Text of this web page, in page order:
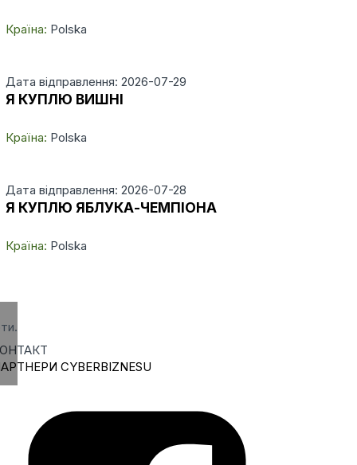
Країна: Polska
Дата відправлення: 2026-07-29
Я КУПЛЮ ВИШНІ
Країна: Polska
Дата відправлення: 2026-07-28
Я КУПЛЮ ЯБЛУКА-ЧЕМПІОНА
Країна: Polska
CYBERBIZNESU